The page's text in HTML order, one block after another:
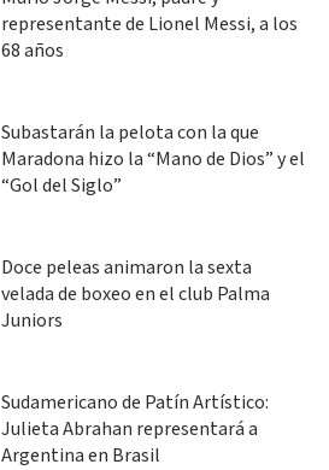
representante de Lionel Messi, a los
68 años
Subastarán la pelota con la que
Maradona hizo la “Mano de Dios” y el
“Gol del Siglo”
Doce peleas animaron la sexta
velada de boxeo en el club Palma
Juniors
Sudamericano de Patín Artístico:
Julieta Abrahan representará a
Argentina en Brasil